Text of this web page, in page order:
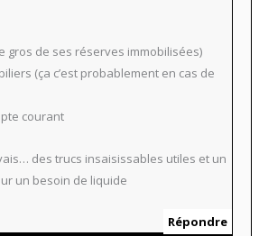
gros de ses réserves immobilisées)
(ça c’est probablement en cas de
courant
des trucs insaisissables utiles et un
un besoin de liquide
Répondre